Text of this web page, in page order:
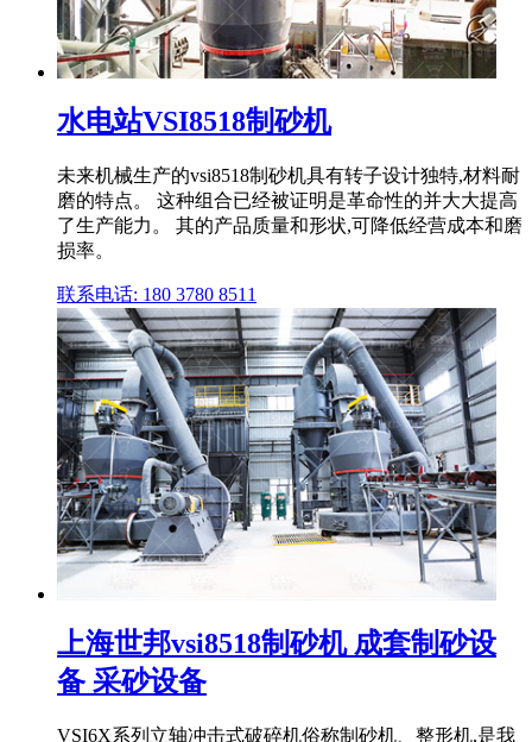
水电站VSI8518制砂机
未来机械生产的vsi8518制砂机具有转子设计独特,材料耐
磨的特点。 这种组合已经被证明是革命性的并大大提高
了生产能力。 其的产品质量和形状,可降低经营成本和磨
损率。
联系电话: 180 3780 8511
上海世邦vsi8518制砂机 成套制砂设
备 采砂设备
VSI6X系列立轴冲击式破碎机俗称制砂机、整形机,是我